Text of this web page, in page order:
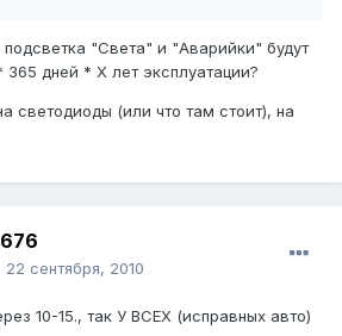
подсветка "Света" и "Аварийки" будут
дней * Х лет эксплуатации?
светодиоды (или что там стоит), на
22 сентября, 2010
10-15., так У ВСЕХ (исправных авто)